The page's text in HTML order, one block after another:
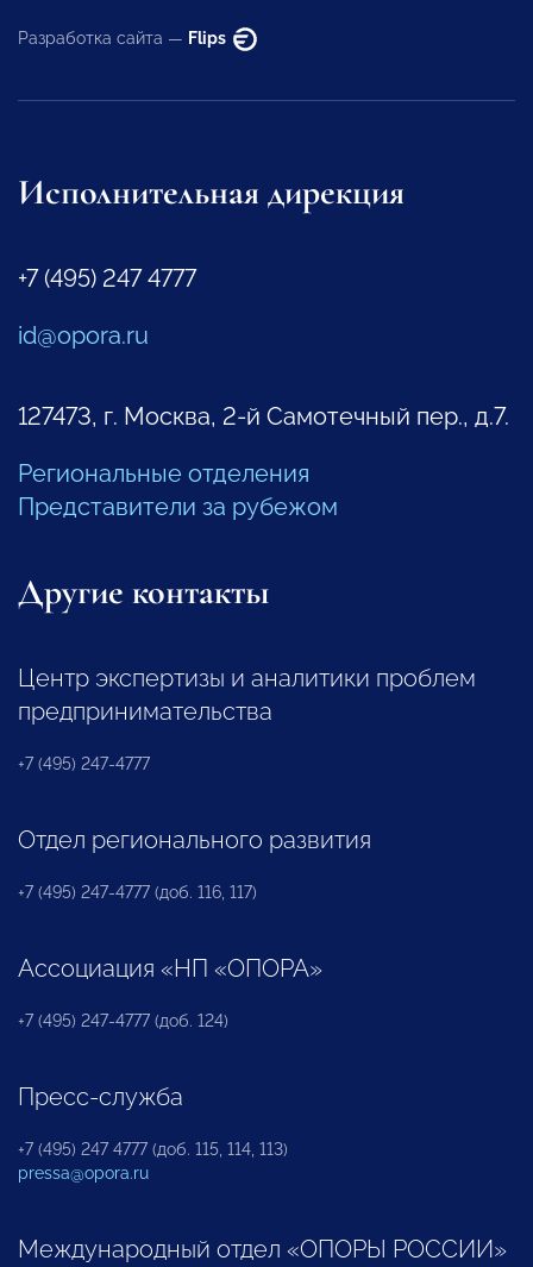
Разработка сайта — Flips
Исполнительная дирекция
+7 (495) 247 4777
id@opora.ru
127473, г. Москва, 2-й Самотечный пер., д.7.
Региональные отделения
Представители за рубежом
Другие контакты
Центр экспертизы и аналитики проблем
предпринимательства
+7 (495) 247-4777
Отдел регионального развития
+7 (495) 247-4777 (доб. 116, 117)
Ассоциация «НП «ОПОРА»
+7 (495) 247-4777 (доб. 124)
Пресс-служба
+7 (495) 247 4777 (доб. 115, 114, 113)
pressa@opora.ru
Международный отдел «ОПОРЫ РОССИИ»